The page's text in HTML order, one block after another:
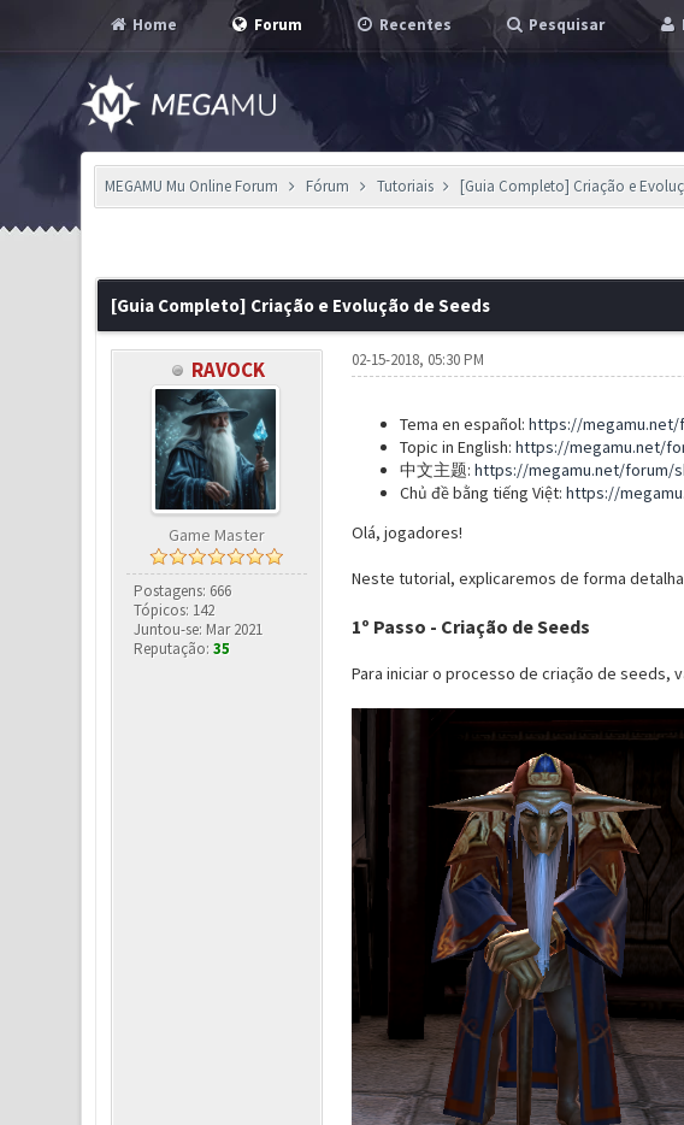
Home Forum Recentes Pesquisar
MEGAMU Mu Online Forum Fórum Tutoriais [Guia Completo] Criação e
[Guia Completo] Criação e Evolução de Seeds
RAVOCK
Game Master
Postagens: 666
Tópicos: 142
Juntou-se: Mar 2021
Reputação:35
02-15-2018, 05:30 PM
Tema en español: https://megamu.net/
Topic in English: https://megamu.net/
中文主题: https://megamu.net/forum/
Chủ đề bằng tiếng Việt: https://
Olá, jogadores!
Neste tutorial, explicaremos de forma
1º Passo - Criação de Seeds
Para iniciar o processo de criação de seeds,